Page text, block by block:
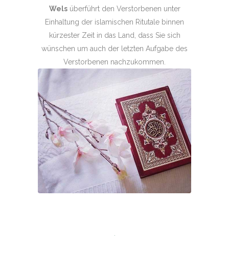
Welsüberführt den Verstorbenen unter
Einhaltung der islamischen Ritutale binnen
kürzester Zeit in das Land, dass Sie sich
wünschen um auch der letzten Aufgabe des
Verstorbenen nachzukommen.